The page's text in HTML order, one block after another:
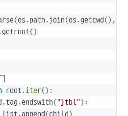
(os. path. join(os.getcwd() ,
getroot()
[]
root. iter() :
. tag.endswith("}tbl") :
.append(child)